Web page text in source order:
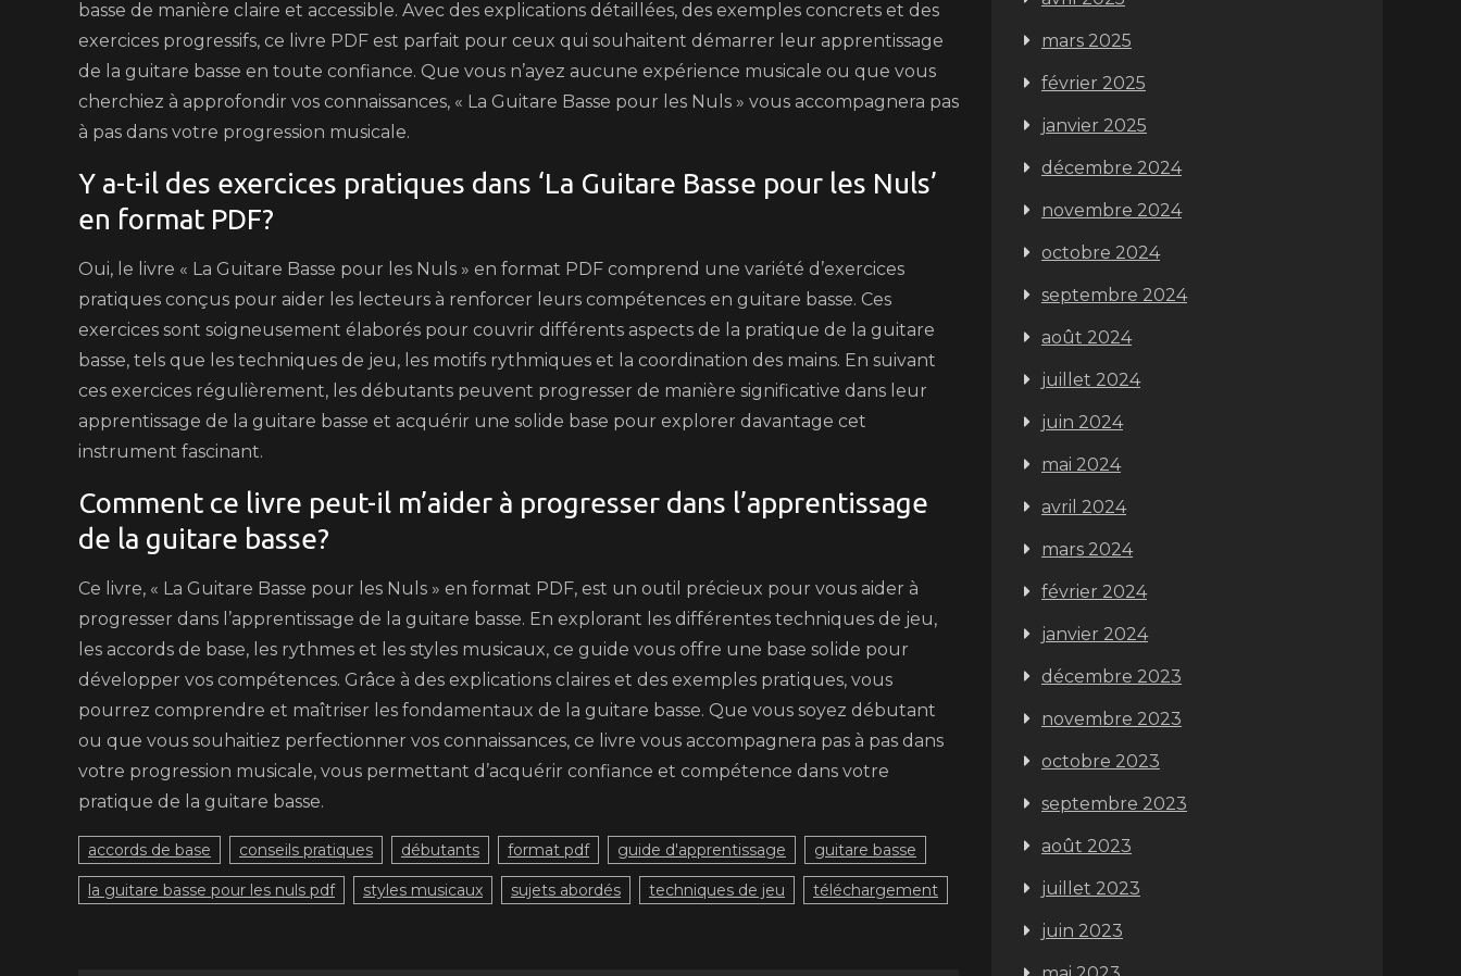
basse de manière claire et accessible. Avec des explications détaillées, des exemples concrets et des
exercices progressifs, ce livre PDF est parfait pour ceux qui souhaitent démarrer leur apprentissage
de la guitare basse en toute confiance. Que vous n’ayez aucune expérience musicale ou que vous
cherchiez à approfondir vos connaissances, « La Guitare Basse pour les Nuls » vous accompagnera pas
à pas dans votre progression musicale.
Y a-t-il des exercices pratiques dans ‘La Guitare Basse pour les Nuls’
en format PDF?
Oui, le livre « La Guitare Basse pour les Nuls » en format PDF comprend une variété d’exercices
pratiques conçus pour aider les lecteurs à renforcer leurs compétences en guitare basse. Ces
exercices sont soigneusement élaborés pour couvrir différents aspects de la pratique de la guitare
basse, tels que les techniques de jeu, les motifs rythmiques et la coordination des mains. En suivant
ces exercices régulièrement, les débutants peuvent progresser de manière significative dans leur
apprentissage de la guitare basse et acquérir une solide base pour explorer davantage cet
instrument fascinant.
Comment ce livre peut-il m’aider à progresser dans l’apprentissage
de la guitare basse?
Ce livre, « La Guitare Basse pour les Nuls » en format PDF, est un outil précieux pour vous aider à
progresser dans l’apprentissage de la guitare basse. En explorant les différentes techniques de jeu,
les accords de base, les rythmes et les styles musicaux, ce guide vous offre une base solide pour
développer vos compétences. Grâce à des explications claires et des exemples pratiques, vous
pourrez comprendre et maîtriser les fondamentaux de la guitare basse. Que vous soyez débutant
ou que vous souhaitiez perfectionner vos connaissances, ce livre vous accompagnera pas à pas dans
votre progression musicale, vous permettant d’acquérir confiance et compétence dans votre
pratique de la guitare basse.
accords de base conseils pratiques débutants format pdf guide d'apprentissage guitare basse
la guitare basse pour les nuls pdf styles musicaux sujets abordés techniques de jeu téléchargement
mars 2025
février 2025
janvier 2025
décembre 2024
novembre 2024
octobre 2024
septembre 2024
août 2024
juillet 2024
juin 2024
mai 2024
avril 2024
mars 2024
février 2024
janvier 2024
décembre 2023
novembre 2023
octobre 2023
septembre 2023
août 2023
juillet 2023
juin 2023